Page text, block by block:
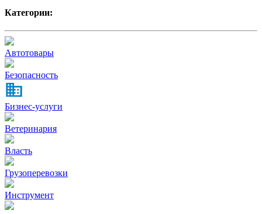
Категории:
Автотовары
Безопасность
Бизнес-услуги
Ветеринария
Власть
Грузоперевозки
Инструмент